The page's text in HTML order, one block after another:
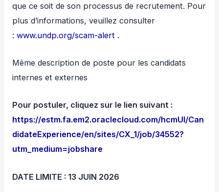
que ce soit de son processus de recrutement. Pour
plus d’informations, veuillez consulter
:www.undp.org/scam-alert .
Même description de poste pour les candidats
internes et externes
Pour postuler, cliquez sur le lien suivant :
https://estm.fa.em2.oraclecloud.com/hcmUI/Can
didateExperience/en/sites/CX_1/job/34552?
utm_medium=jobshare
DATE LIMITE : 13 JUIN 2026